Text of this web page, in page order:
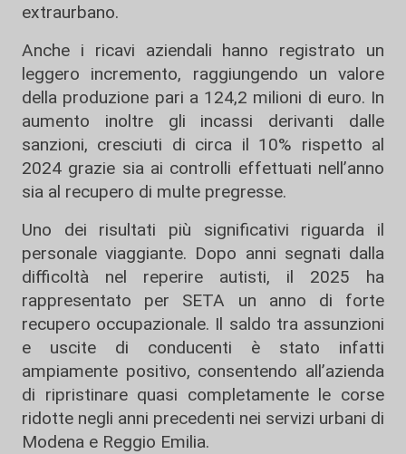
extraurbano.
Anche i ricavi aziendali hanno registrato un
leggero incremento, raggiungendo un valore
della produzione pari a 124,2 milioni di euro. In
aumento inoltre gli incassi derivanti dalle
sanzioni, cresciuti di circa il 10% rispetto al
2024 grazie sia ai controlli effettuati nell’anno
sia al recupero di multe pregresse.
Uno dei risultati più significativi riguarda il
personale viaggiante. Dopo anni segnati dalla
difficoltà nel reperire autisti, il 2025 ha
rappresentato per SETA un anno di forte
recupero occupazionale. Il saldo tra assunzioni
e uscite di conducenti è stato infatti
ampiamente positivo, consentendo all’azienda
di ripristinare quasi completamente le corse
ridotte negli anni precedenti nei servizi urbani di
Modena e Reggio Emilia.